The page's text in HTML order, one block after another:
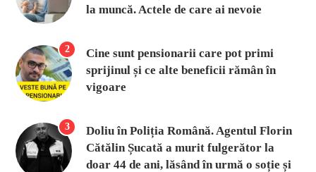
la muncă. Actele de care ai nevoie
2
Cine sunt pensionarii care pot primi
sprijinul și ce alte beneficii rămân în
vigoare
3
Doliu în Poliția Română. Agentul Florin
Cătălin Șucată a murit fulgerător la
doar 44 de ani, lăsând în urmă o soție și